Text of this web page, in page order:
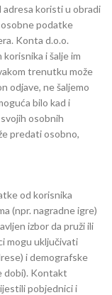
adresa koristi u obradi
podatke
Konta d.o.o.
i šalje im
trenutku može
odjave, ne šaljemo
bilo kad i
osobnih
predati osobno,
od korisnika
(npr. nagradne igre)
izbor da pruži ili
mogu uključivati
i demografske
dobi). Kontakt
pobjednici i